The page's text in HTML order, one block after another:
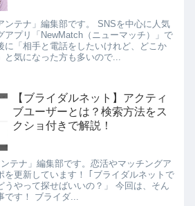
ンテナ」編集部です。 SNSを中心に人気
アプリ「NewMatch（ニューマッチ）」で
に「相手と電話をしたいけれど、どこか
気になった方も多いので...
【ブライダルネット】アクティ
ブユーザーとは？検索方法をス
クショ付きで解説！
テナ」編集部です。恋活やマッチングア
を更新しています！ ｢ブライダルネットで
うやって探せばいいの？」 今回は、そん
です！ ブライダ...